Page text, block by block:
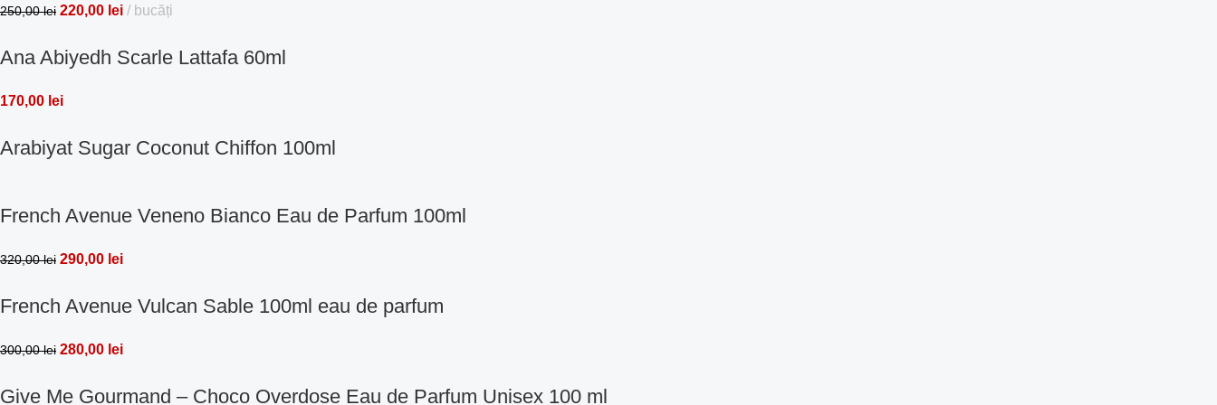
250,00lei 220,00 lei bucăți
Ana Abiyedh Scarle Lattafa 60ml
170,00 lei
Arabiyat Sugar Coconut Chiffon 100ml
French Avenue Veneno Bianco Eau de Parfum 100ml
320,00lei 290,00 lei
French Avenue Vulcan Sable 100ml eau de parfum
300,00lei 280,00 lei
Give Me Gourmand – Choco Overdose Eau de Parfum Unisex 100 ml